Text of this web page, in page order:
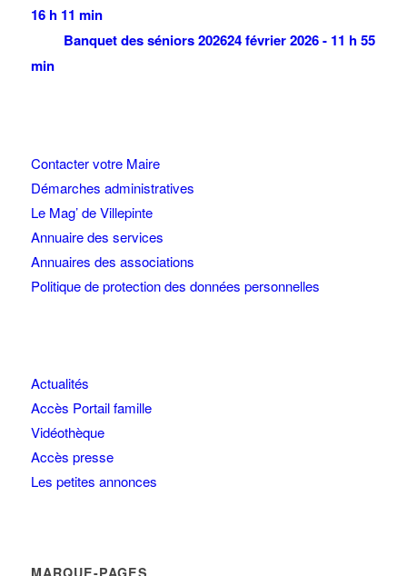
16 h 11 min
Banquet des séniors 202624 février 2026 - 11 h 55
min
Contacter votre Maire
Démarches administratives
Le Mag’ de Villepinte
Annuaire des services
Annuaires des associations
Politique de protection des données personnelles
Actualités
Accès Portail famille
Vidéothèque
Accès presse
Les petites annonces